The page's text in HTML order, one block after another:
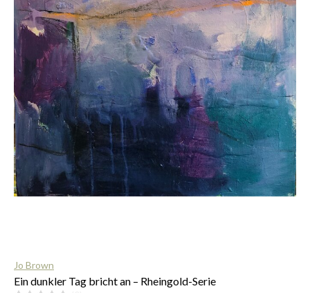
Jo Brown
Ein dunkler Tag bricht an – Rheingold-Serie